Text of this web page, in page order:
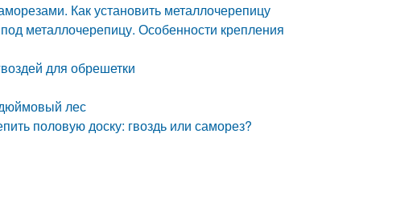
Как установить металлочерепицу
металлочерепицу. Особенности крепления
для обрешетки
дюймовый лес
половую доску: гвоздь или саморез?